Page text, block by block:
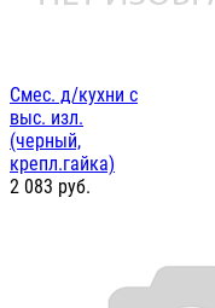
Смес. д/кухни с
выс. изл.
(черный,
крепл.гайка)
2 083 руб.